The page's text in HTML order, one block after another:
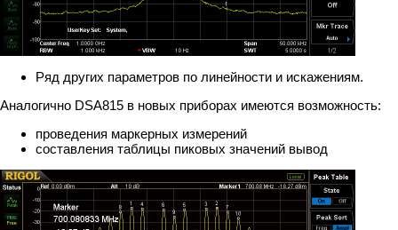
Ряд других параметров по линейности и искажениям.
Аналогично DSA815 в новых приборах имеются возможность:
проведения маркерных измерений
составления таблицы пиковых значений вывод